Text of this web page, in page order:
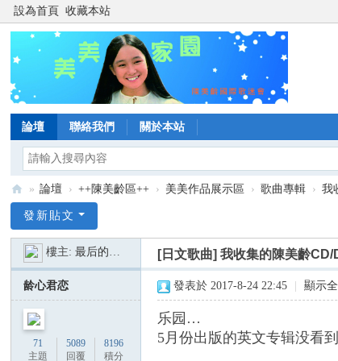
設為首頁 收藏本站
論壇 聯絡我們 關於本站
陳
美
美
家
» 論壇 › ++陳美齡區++ › 美美作品展示區 › 歌曲專輯 › 我
發新貼文
樓主:最后的乐园 [日文歌曲]我收集的陳美齡
龄心君恋
71
主題
5089
回覆
8196
積分
發表於 2017-8-24 22:45 顯示
乐园…
5月份出版的英文专辑没看到